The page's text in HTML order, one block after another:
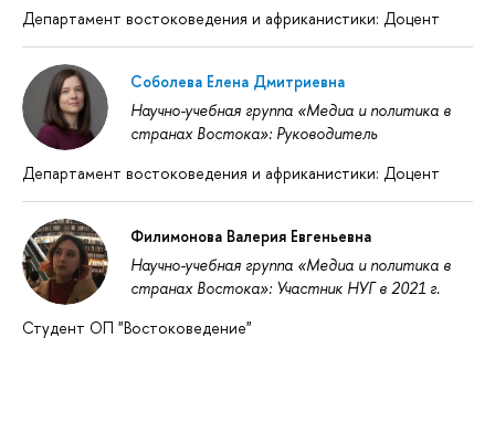
Департамент востоковедения и африканистики: Доцент
Соболева Елена Дмитриевна
Научно-учебная группа «Медиа и политика в
странах Востока»: Руководитель
Департамент востоковедения и африканистики: Доцент
Филимонова Валерия Евгеньевна
Научно-учебная группа «Медиа и политика в
странах Востока»: Участник НУГ в 2021 г.
Студент ОП "Востоковедение"